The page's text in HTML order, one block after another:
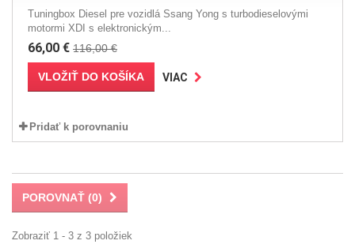
Tuningbox Diesel pre vozidlá Ssang Yong s turbodieselovými
motormi XDI s elektronickým...
66,00 € 116,00 €
VLOŽIŤ DO KOŠÍKA VIAC
Pridať k porovnaniu
POROVNAŤ (0)
Zobraziť 1 - 3 z 3 položiek